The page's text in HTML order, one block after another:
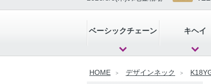
ベーシックチェーン キヘイ
HOME デザインネック